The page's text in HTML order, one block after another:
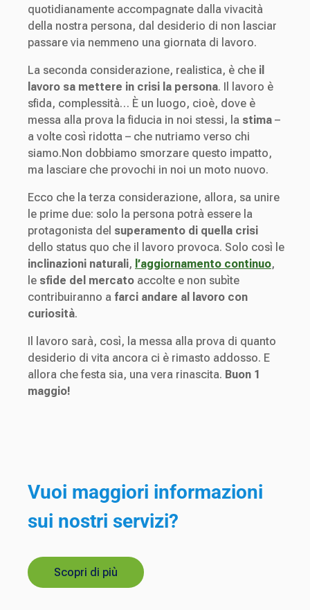
quotidianamente accompagnate dalla vivacità
della nostra persona, dal desiderio di non lasciar
passare via nemmeno una giornata di lavoro.
La seconda considerazione, realistica, è che il
lavoro sa mettere in crisi la persona. Il lavoro è
sfida, complessità… È un luogo, cioè, dove è
messa alla prova la fiducia in noi stessi, la stima –
a volte così ridotta – che nutriamo verso chi
siamo.Non dobbiamo smorzare questo impatto,
ma lasciare che provochi in noi un moto nuovo.
Ecco che la terza considerazione, allora, sa unire
le prime due: solo la persona potrà essere la
protagonista del superamento di quella crisi
dello status quo che il lavoro provoca. Solo così le
inclinazioni naturali, l’aggiornamento continuo,
le sfide del mercato accolte e non subìte
contribuiranno a farci andare al lavoro con
curiosità.
Il lavoro sarà, così, la messa alla prova di quanto
desiderio di vita ancora ci è rimasto addosso. E
allora che festa sia, una vera rinascita. Buon 1
maggio!
Vuoi maggiori informazioni
sui nostri servizi?
Scopri di più